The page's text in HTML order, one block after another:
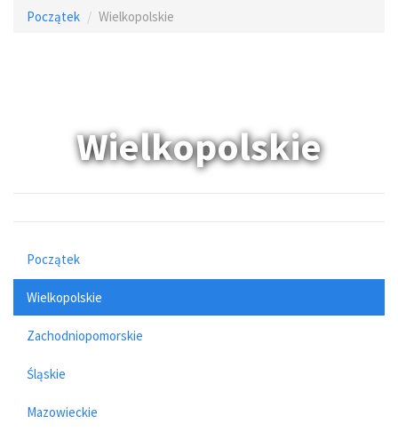
Początek Wielkopolskie
Wielkopolskie
Początek
Wielkopolskie
Zachodniopomorskie
Śląskie
Mazowieckie